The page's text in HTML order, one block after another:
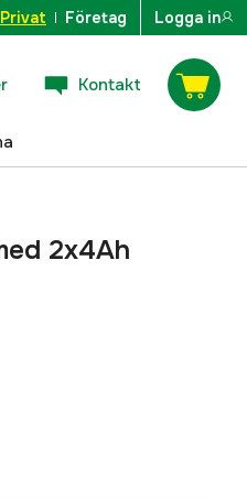
Privat Företag Logga in
Kontakt
2x4Ah